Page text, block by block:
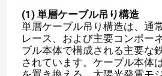
(1) 単層ケーブル吊り構造
単層ケーブル吊り構造は、通
レース、および主要コンポー
ブル本体で構成される主要な
されています。ケーブル本体